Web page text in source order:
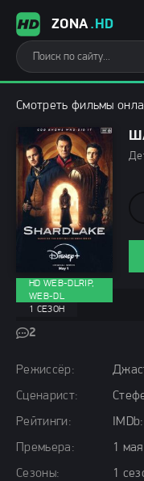
ZONA.HD
Смотреть фильмы
Режиссёр:
Сценарист:
Рейтинги:
IMDb:
Премьера:
1
Сезоны:
1
2
HD WEB-DLRIP,
WEB-DL
1 СЕЗОН